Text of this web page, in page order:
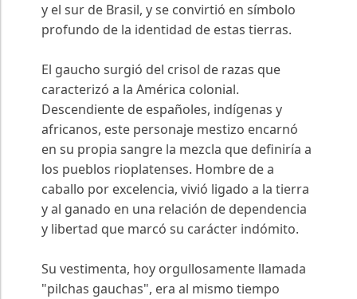
y el sur de Brasil, y se convirtió en símbolo
profundo de la identidad de estas tierras.
El gaucho surgió del crisol de razas que
caracterizó a la América colonial.
Descendiente de españoles, indígenas y
africanos, este personaje mestizo encarnó
en su propia sangre la mezcla que definiría a
los pueblos rioplatenses. Hombre de a
caballo por excelencia, vivió ligado a la tierra
y al ganado en una relación de dependencia
y libertad que marcó su carácter indómito.
Su vestimenta, hoy orgullosamente llamada
"pilchas gauchas", era al mismo tiempo